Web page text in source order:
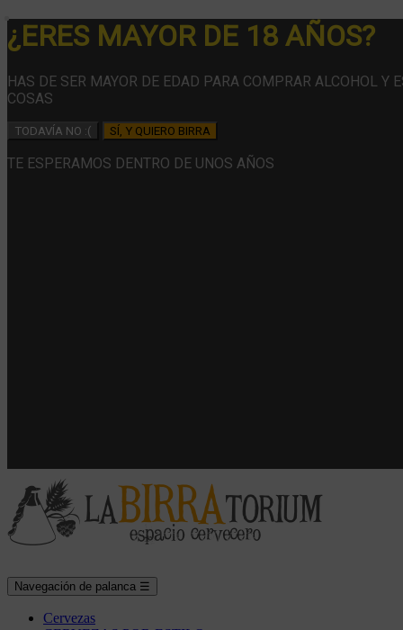
¿ERES MAYOR DE 18 AÑOS?
HAS DE SER MAYOR DE EDAD PARA COMPRAR ALCOHOL Y
COSAS
TODAVÍA NO :( SÍ, Y QUIERO BIRRA
TE ESPERAMOS DENTRO DE UNOS AÑOS
Navegación de palanca ☰
Cervezas